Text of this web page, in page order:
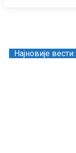
Најновије вести: